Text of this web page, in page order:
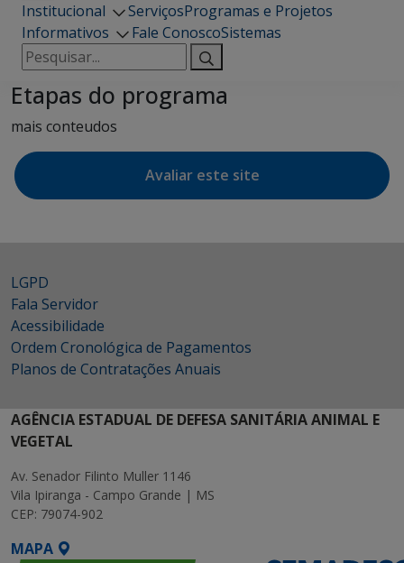
Institucional ServiçosProgramas e Projetos
Informativos
Fale ConoscoSistemas
Pesquisar
por:
Etapas do programa
mais conteudos
Avaliar este site
LGPD
Fala Servidor
Acessibilidade
Ordem Cronológica de Pagamentos
Planos de Contratações Anuais
AGÊNCIA ESTADUAL DE DEFESA SANITÁRIA ANIMAL E
VEGETAL
Av. Senador Filinto Muller 1146
Vila Ipiranga - Campo Grande | MS
CEP: 79074-902
MAPA